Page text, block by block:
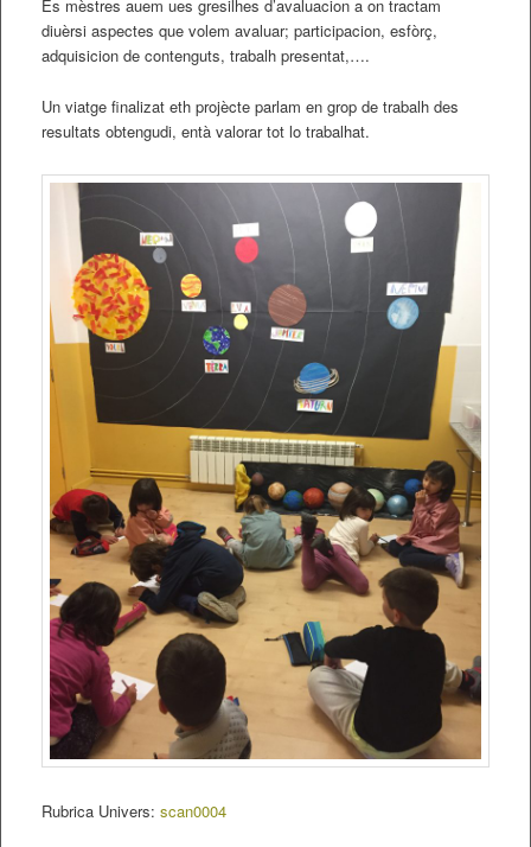
Es mèstres auem ues gresilhes d’avaluacion a on tractam
diuèrsi aspectes que volem avaluar; participacion, esfòrç,
adquisicion de contenguts, trabalh presentat,….
Un viatge finalizat eth projècte parlam en grop de trabalh des
resultats obtengudi, entà valorar tot lo trabalhat.
Rubrica Univers: scan0004